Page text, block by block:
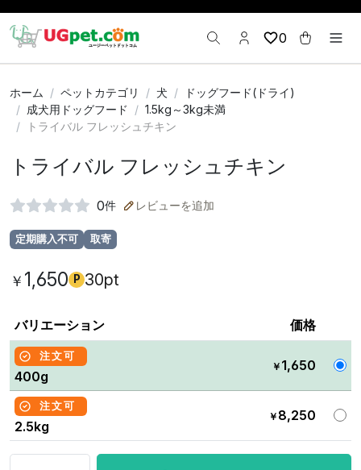
0
ホーム ペットカテゴリ 犬
ドッグフード(ドライ)
成犬用ドッグフード
1.5kg～3kg未満
トライバル フレッシュチキン
トライバル フレッシュチキン
0件 レビューを追加
定期購入不可 取寄
￥ 1,650 P 30pt
バリエーション 価格
注文可
400g
￥ 1,650
注文可
2.5kg
￥ 8,250